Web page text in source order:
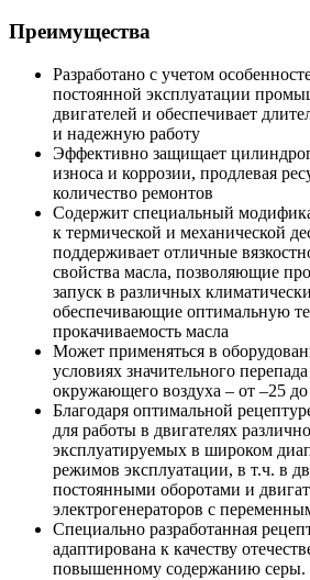
Преимущества
Разработано с учетом
постоянной эксплуатации
двигателей и обеспечивает
и надежную работу
Эффективно защищает
износа и коррозии, продлевая
количество ремонтов
Содержит специальный
к термической и механической
поддерживает отличные
свойства масла, позволяющие
запуск в различных
обеспечивающие оптимальную
прокачиваемость масла
Может применяться в
условиях значительного
окружающего воздуха – от –25
Благодаря оптимальной
для работы в двигателях
эксплуатируемых в широком
режимов эксплуатации, в т.ч. в
постоянными оборотами и
электрогенераторов с
Специально разработанная
адаптирована к качеству
повышенному содержанию серы.